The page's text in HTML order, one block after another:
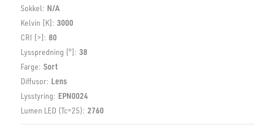
Sokkel: N/A
Kelvin [K]: 3000
CRI [>]: 80
Lysspredning [°]: 38
Farge: Sort
Diffusor: Lens
Lysstyring: EPN0024
Lumen LED (Tc=25): 2760